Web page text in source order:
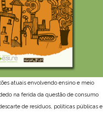
atuais envolvendo ensino e meio
na ferida da questão de consumo
de resíduos, políticas públicas e